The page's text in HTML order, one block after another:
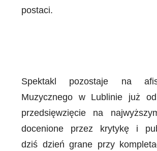
postaci.
Spektakl pozostaje na
Muzycznego w Lublinie już
przedsięwzięcie na
docenione przez krytykę i
dziś dzień grane przy